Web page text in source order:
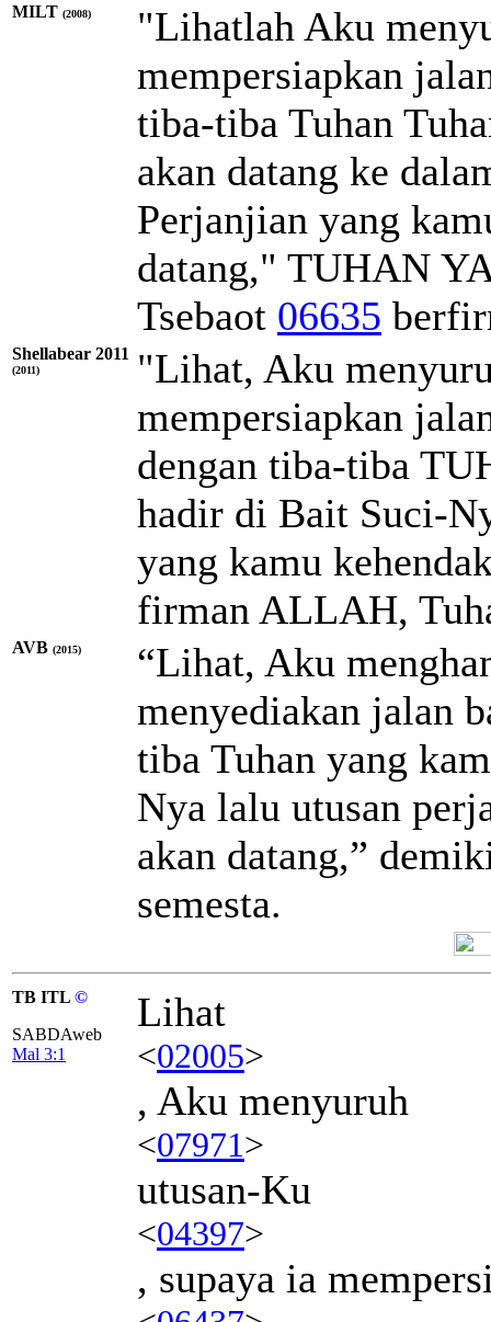
MILT (2008)
"Lihatlah Aku
mempersiapkan
tiba-tiba Tuhan
akan datang ke
Perjanjian yang
datang," TUHAN
Tsebaot 06635
Shellabear 2011
(2011)
"Lihat, Aku
mempersiapkan
dengan tiba-tiba
hadir di Bait Suci-
yang kamu
firman ALLAH,
AVB (2015)
“Lihat, Aku
menyediakan jalan
tiba Tuhan yang
Nya lalu utusan
akan datang,”
semesta.
TB ITL ©
SABDAweb
Mal 3:1
Lihat
<02005>
, Aku menyuruh
<07971>
utusan-Ku
<04397>
, supaya ia